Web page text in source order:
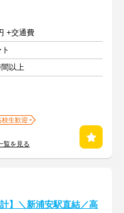
+交通費
以上
校生歓迎
覧を見る
計】＼新浦安駅直結／高